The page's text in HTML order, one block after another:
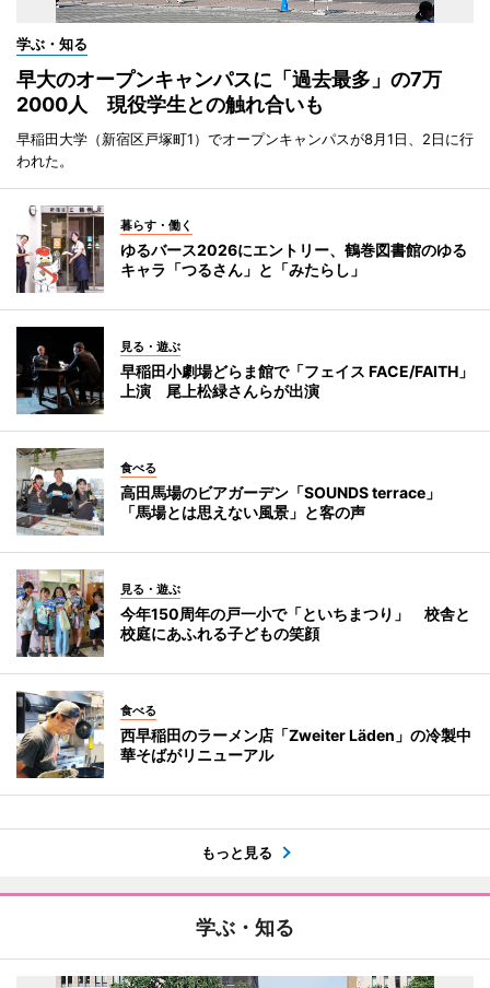
学ぶ・知る
早大のオープンキャンパスに「過去最多」の7万
2000人 現役学生との触れ合いも
早稲田大学（新宿区戸塚町1）でオープンキャンパスが8月1日、2日に行
われた。
暮らす・働く
ゆるバース2026にエントリー、鶴巻図書館のゆる
キャラ「つるさん」と「みたらし」
見る・遊ぶ
早稲田小劇場どらま館で「フェイス FACE/FAITH」
上演 尾上松緑さんらが出演
食べる
高田馬場のビアガーデン「SOUNDS terrace」
「馬場とは思えない風景」と客の声
見る・遊ぶ
今年150周年の戸一小で「といちまつり」 校舎と
校庭にあふれる子どもの笑顔
食べる
西早稲田のラーメン店「Zweiter Läden」の冷製中
華そばがリニューアル
もっと見る
学ぶ・知る